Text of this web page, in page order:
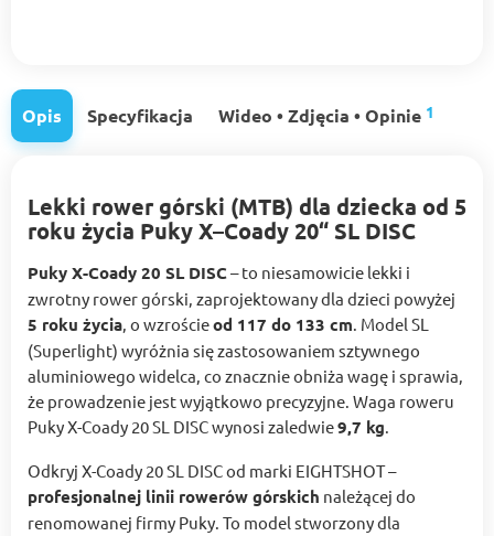
Opis Specyfikacja Wideo • Zdjęcia • Opinie 1
Lekki rower górski (MTB) dla dziecka od 5
roku życia Puky X–Coady 20“ SL DISC
Puky X-Coady 20 SL DISC– to niesamowicie lekki i
zwrotny rower górski, zaprojektowany dla dzieci powyżej
5 roku życia, o wzrościeod 117 do 133 cm. Model SL
(Superlight) wyróżnia się zastosowaniem sztywnego
aluminiowego widelca, co znacznie obniża wagę i sprawia,
że prowadzenie jest wyjątkowo precyzyjne. Waga roweru
Puky X-Coady 20 SL DISC wynosi zaledwie9,7 kg.
Odkryj X-Coady 20 SL DISC od marki EIGHTSHOT –
profesjonalnej linii rowerów górskich należącej do
renomowanej firmy Puky. To model stworzony dla